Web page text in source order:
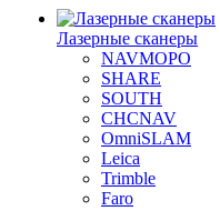
Лазерные сканеры
NAVMOPO
SHARE
SOUTH
CHCNAV
OmniSLAM
Leica
Trimble
Faro